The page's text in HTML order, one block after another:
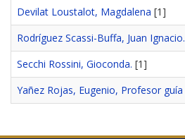
Devilat Loustalot, Magdalena [1]
Rodríguez Scassi-Buffa, Juan Ignacio.
Secchi Rossini, Gioconda. [1]
Yañez Rojas, Eugenio, Profesor guía